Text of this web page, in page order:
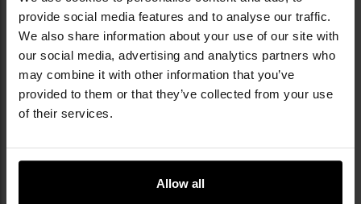
provide social media features and to analyse our traffic.
We also share information about your use of our site with
our social media, advertising and analytics partners who
may combine it with other information that you’ve
provided to them or that they’ve collected from your use
of their services.
Allow all
цінують силові структури та шанувальники
мілітарії. Також вона запровадила власні
сталеві сплави, такі як San Mai III®, що
забезпечує високу міцність і стійкість до
зношування. Cold Steel запатентував
механізм фіксації клинка Tri-Ad™ Lock, який
гарантує безпеку використання. Бренд
пристрастю й досвідом впливають на